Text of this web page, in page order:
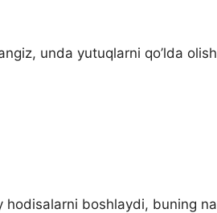
unda yutuqlarni qo’lda
boshlaydi, buning